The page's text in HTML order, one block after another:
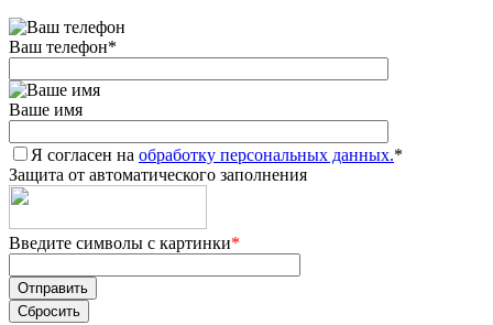
Ваш телефон*
Ваше имя
Я согласен на обработку персональных данных.*
Защита от автоматического заполнения
Введите символы с картинки*